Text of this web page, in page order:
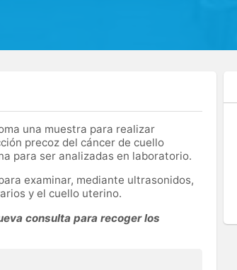
una muestra para realizar
precoz del cáncer de cuello
para ser analizadas en laboratorio.
examinar, mediante ultrasonidos,
y el cuello uterino.
consulta para recoger los